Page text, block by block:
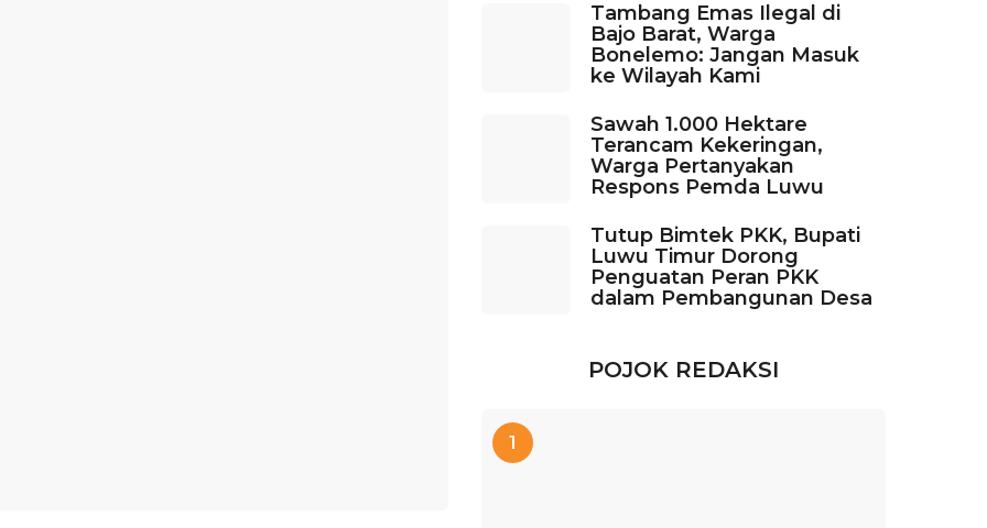
Tambang Emas Ilegal di
Bajo Barat, Warga
Bonelemo: Jangan Masuk
ke Wilayah Kami
Sawah 1.000 Hektare
Terancam Kekeringan,
Warga Pertanyakan
Respons Pemda Luwu
Tutup Bimtek PKK, Bupati
Luwu Timur Dorong
Penguatan Peran PKK
dalam Pembangunan Desa
POJOK REDAKSI
1